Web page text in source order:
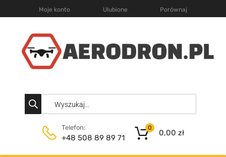
Moje konto Ulubione Porównaj
Telefon:
+48 508 89 89 71
0,00 zł
0